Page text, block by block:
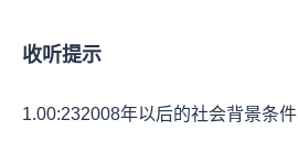
收听提示
1.00:232008年以后的社会背景条件